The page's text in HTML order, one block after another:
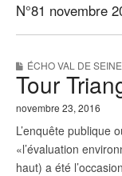
N°81 novembre
ÉCHO VAL DE SEINE
Tour
novembre 23, 2016
L’enquête publique
«l’évaluation
haut) a été